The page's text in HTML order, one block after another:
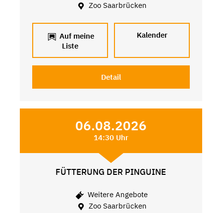
Zoo Saarbrücken
Auf meine
Liste
Kalender
Detail
06.08.2026
14:30 Uhr
FÜTTERUNG DER PINGUINE
Weitere Angebote
Zoo Saarbrücken